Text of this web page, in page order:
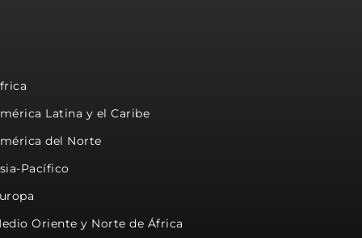
Latina y el Caribe
del Norte
Pacífico
Oriente y Norte de África